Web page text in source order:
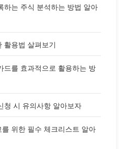
하는 주식 분석하는 방법 알아
활용법 살펴보기
드를 효과적으로 활용하는 방
청 시 유의사항 알아보자
위한 필수 체크리스트 알아